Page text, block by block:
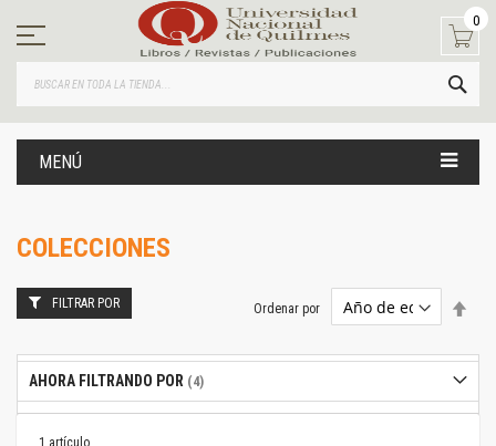
contenido
0
MENÚ
COLECCIONES
1 artículo
Ordenar por
FILTRAR POR
AHORA FILTRANDO POR